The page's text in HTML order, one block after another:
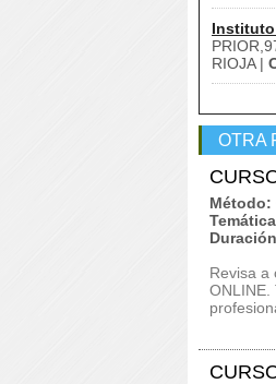
Instituto
RIOJA |
OTRA
Método:
Revisa a
ONLINE.